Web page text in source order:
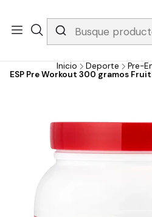
Whatsapp 3229079958/ Fijo
gratis apartir de 199.000!
Inicio Deporte
Pre-
ESP Pre Workout 300 gramos